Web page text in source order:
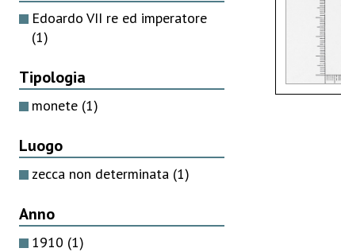
Edoardo VII re ed imperatore
(1)
Tipologia
monete (1)
Luogo
zecca non determinata (1)
Anno
1910 (1)